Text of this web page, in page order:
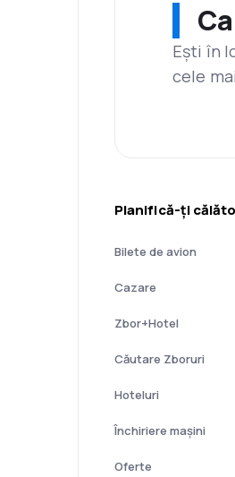
Ești în
cele
Planifică-ți
Bilete de avion
Cazare
Zbor+Hotel
Căutare Zboruri
Hoteluri
Închiriere mașini
Oferte